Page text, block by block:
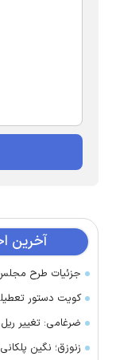
آخرین
جزئیات طرح مجلس
کویت دستور
ضرغامی: تغییر
زنوزق؛ نگین